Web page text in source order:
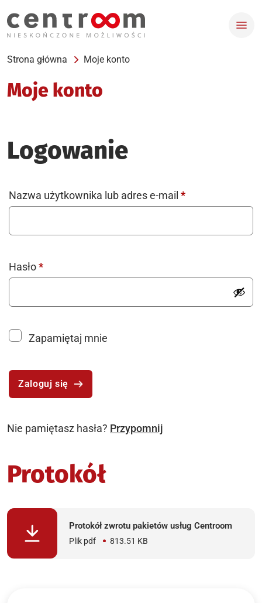
Strona główna Moje konto
Moje konto
Logowanie
Nazwa użytkownika lub adres e-mail *Wymagane
Hasło*Wymagane
Alternative:
Zapamiętaj mnie
Zaloguj się
Nie pamiętasz hasła? Przypomnij
Protokół
Protokół zwrotu pakietów usług Centroom
Plik pdf 813.51 KB